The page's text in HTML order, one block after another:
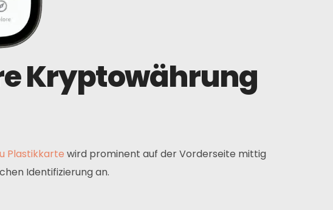
Kryptowährung
Plastikkarte wird prominent auf der Vorderseite mittig
Identifizierung an.